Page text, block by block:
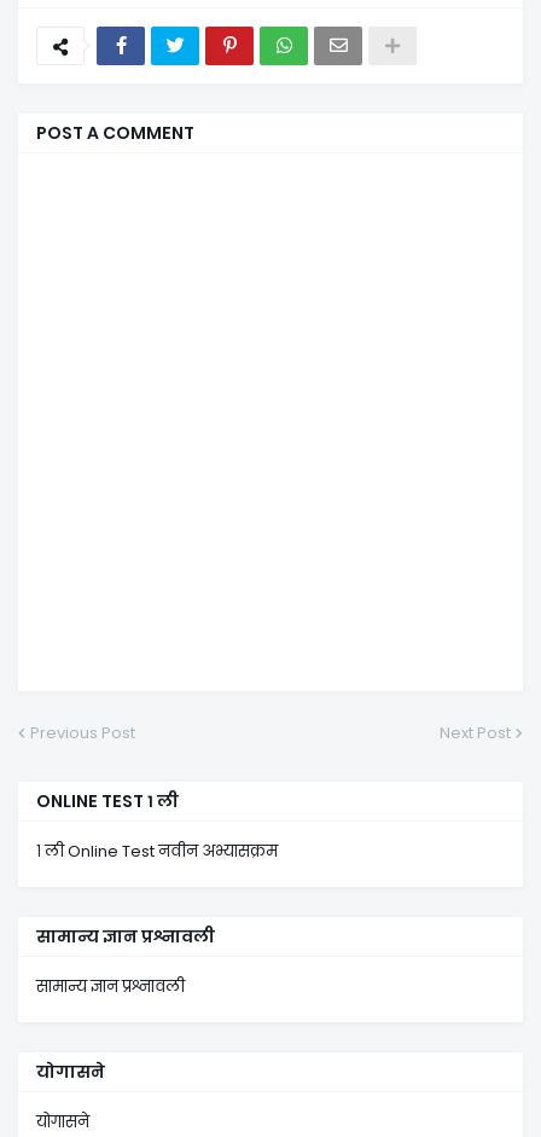
POST A COMMENT
Previous Post Next Post
ONLINE TEST १ ली
१ ली Online Test नवीन अभ्यासक्रम
सामान्य ज्ञान प्रश्नावली
सामान्य ज्ञान प्रश्नावली
योगासने
योगासने